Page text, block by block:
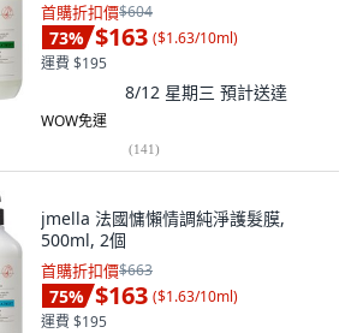
首購折扣價$604
73% $163 ($1.63/10ml)
運費 $195
8/12 星期三 預計送達
WOW免運
(141)
jmella 法國慵懶情調純淨護髮膜,
500ml, 2個
首購折扣價$663
75% $163 ($1.63/10ml)
運費 $195